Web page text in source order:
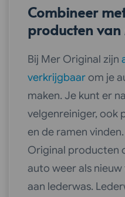
Combineer
producten
Bij Mer Original zijn
verkrijgbaarom je
maken. Je kunt er
velgenreiniger, ook
en de ramen
Original producten
auto weer als
aan lederwas.